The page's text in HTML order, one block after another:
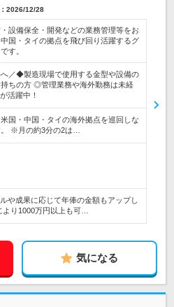
2026/12/28
設備保全・開発などの業務管理等をお
国・タイの拠点を飛び回り活躍するグ
す。
／◆製造現場で使用する金型や設備の
ちの方 ◎管理業務や海外勤務は未経
活躍中！
国・中国・タイの海外拠点を巡回しな
※月の約3分の2は…
や成果に応じて年俸の金額もアップし
り1000万円以上も可…
気になる